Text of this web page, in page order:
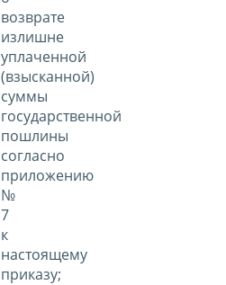
возврате
излишне
уплаченной
(взысканной)
суммы
государственной
пошлины
согласно
приложению
№
7
к
настоящему
приказу;